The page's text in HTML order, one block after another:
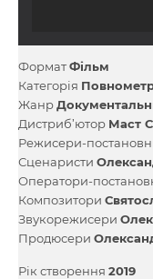
ФорматФільм
Категорія
Жанр
Дистриб’ютор Маст
Режисери-
Сценаристи
Оператори-
Композитори
Звукорежисери
Продюсери
Рік створення 2019